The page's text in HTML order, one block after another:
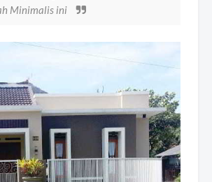
Minimalis ini